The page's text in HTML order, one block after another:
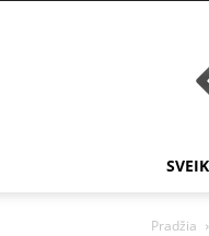
Pradžia